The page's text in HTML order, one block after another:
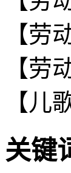
【劳
【劳
【儿
关键